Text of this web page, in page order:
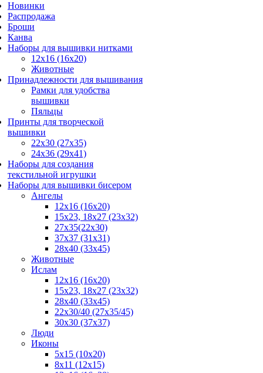
Новинки
Распродажа
Броши
Канва
Наборы для вышивки нитками
12x16 (16x20)
Животные
Принадлежности для вышивания
Рамки для удобства
вышивки
Пяльцы
Принты для творческой
вышивки
22х30 (27х35)
24х36 (29х41)
Наборы для создания
текстильной игрушки
Наборы для вышивки бисером
Ангелы
12х16 (16х20)
15x23, 18х27 (23х32)
27x35(22x30)
37x37 (31x31)
28х40 (33х45)
Животные
Ислам
12x16 (16х20)
15x23, 18х27 (23х32)
28x40 (33x45)
22х30/40 (27х35/45)
30x30 (37x37)
Люди
Иконы
5x15 (10х20)
8x11 (12х15)